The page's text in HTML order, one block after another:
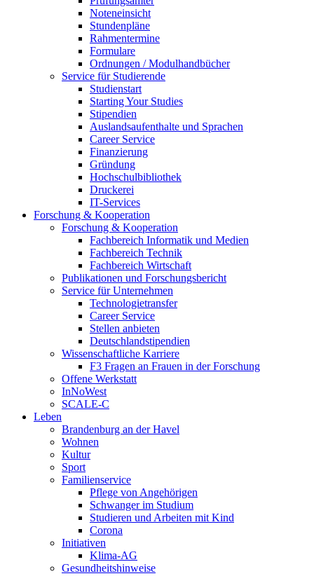
Noteneinsicht
Stundenpläne
Rahmentermine
Formulare
Ordnungen / Modulhandbücher
Service für Studierende
Studienstart
Starting Your Studies
Stipendien
Auslandsaufenthalte und Sprachen
Career Service
Finanzierung
Gründung
Hochschulbibliothek
Druckerei
IT-Services
Forschung & Kooperation
Forschung & Kooperation
Fachbereich Informatik und Medien
Fachbereich Technik
Fachbereich Wirtschaft
Publikationen und Forschungsbericht
Service für Unternehmen
Technologietransfer
Career Service
Stellen anbieten
Deutschlandstipendien
Wissenschaftliche Karriere
F3 Fragen an Frauen in der Forschung
Offene Werkstatt
InNoWest
SCALE-C
Leben
Brandenburg an der Havel
Wohnen
Kultur
Sport
Familienservice
Pflege von Angehörigen
Schwanger im Studium
Studieren und Arbeiten mit Kind
Corona
Initiativen
Klima-AG
Gesundheitshinweise